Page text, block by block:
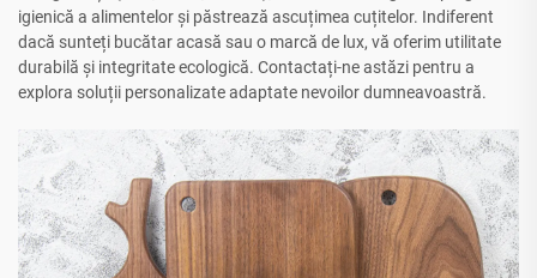
igienică a alimentelor și păstrează ascuțimea cuțitelor. Indiferent
dacă sunteți bucătar acasă sau o marcă de lux, vă oferim utilitate
durabilă și integritate ecologică. Contactați-ne astăzi pentru a
explora soluții personalizate adaptate nevoilor dumneavoastră.